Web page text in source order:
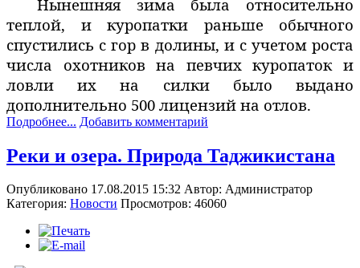
Нынешняя зима была относительно
теплой, и куропатки раньше обычного
спустились с гор в долины, и с учетом роста
числа охотников на певчих куропаток и
ловли их на силки было выдано
дополнительно 500 лицензий на отлов.
Подробнее... Добавить комментарий
Реки и озера. Природа Таджикистана
Опубликовано 17.08.2015 15:32 Автор: Администратор
Категория: Новости Просмотров: 46060